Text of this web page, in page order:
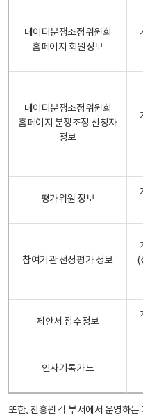
데이터분쟁조정위원회
홈페이지 회원정보
데이터분쟁조정위원회
홈페이지 분쟁조정 신청자
정보
평가위원 정보
참여기관 선정평가 정보
(
제안서 접수정보
인사기록카드
또한, 진흥원 각 부서에서 운영하는